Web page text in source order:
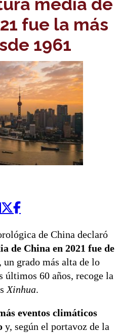
fue la más
1961
de China declaró
de China en 2021 fue de
, un grado más alta de lo
60 años, recoge la
Xinhua.
eventos climáticos
y, según el portavoz de la